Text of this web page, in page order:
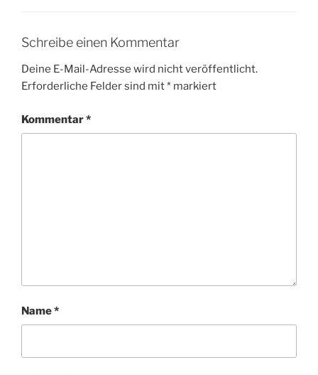
Schreibe einen Kommentar
Deine E-Mail-Adresse wird nicht veröffentlicht.
Erforderliche Felder sind mit* markiert
Kommentar*
Name*